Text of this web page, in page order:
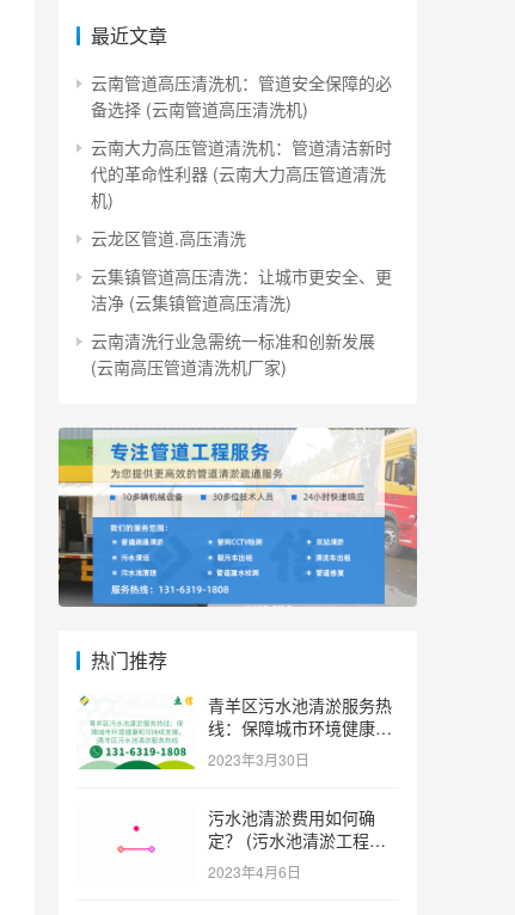
最近文章
云南管道高压清洗机：管道安全保障的必
备选择 (云南管道高压清洗机)
云南大力高压管道清洗机：管道清洁新时
代的革命性利器 (云南大力高压管道清洗
机)
云龙区管道.高压清洗
云集镇管道高压清洗：让城市更安全、更
洁净 (云集镇管道高压清洗)
云南清洗行业急需统一标准和创新发展
(云南高压管道清洗机厂家)
热门推荐
青羊区污水池清淤服务热
线：保障城市环境健康和
可持续发展。 (青羊区污
水池清淤服务热线)
2023年3月30日
污水池清淤费用如何确
定？ (污水池清淤工程价
格多少)
2023年4月6日